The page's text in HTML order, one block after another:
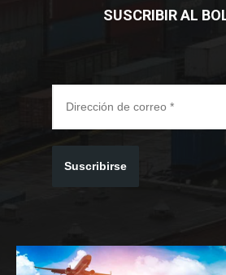
SUSCRIBIR AL
Suscribirse